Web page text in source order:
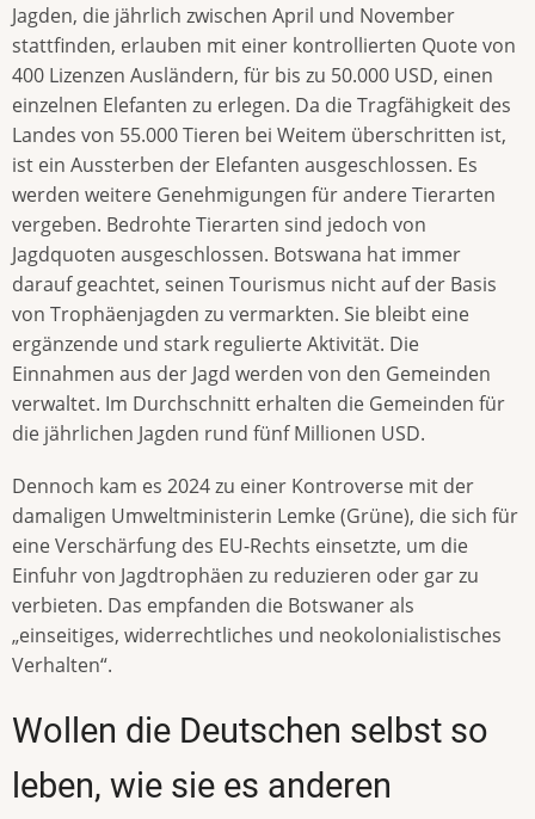
Jagden, die jährlich zwischen April und November
stattfinden, erlauben mit einer kontrollierten Quote von
400 Lizenzen Ausländern, für bis zu 50.000 USD, einen
einzelnen Elefanten zu erlegen. Da die Tragfähigkeit des
Landes von 55.000 Tieren bei Weitem überschritten ist,
ist ein Aussterben der Elefanten ausgeschlossen. Es
werden weitere Genehmigungen für andere Tierarten
vergeben. Bedrohte Tierarten sind jedoch von
Jagdquoten ausgeschlossen. Botswana hat immer
darauf geachtet, seinen Tourismus nicht auf der Basis
von Trophäenjagden zu vermarkten. Sie bleibt eine
ergänzende und stark regulierte Aktivität. Die
Einnahmen aus der Jagd werden von den Gemeinden
verwaltet. Im Durchschnitt erhalten die Gemeinden für
die jährlichen Jagden rund fünf Millionen USD.
Dennoch kam es 2024 zu einer Kontroverse mit der
damaligen Umweltministerin Lemke (Grüne), die sich für
eine Verschärfung des EU-Rechts einsetzte, um die
Einfuhr von Jagdtrophäen zu reduzieren oder gar zu
verbieten. Das empfanden die Botswaner als
„einseitiges, widerrechtliches und neokolonialistisches
Verhalten“.
Wollen die Deutschen selbst so
leben, wie sie es anderen